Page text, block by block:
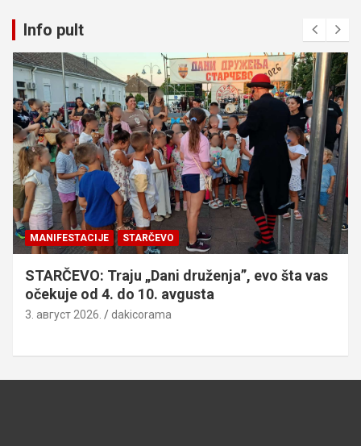
Info pult
MANIFESTACIJE STARČEVO
STARČEVO: Traju „Dani druženja”, evo šta vas
očekuje od 4. do 10. avgusta
3. август 2026. dakicorama